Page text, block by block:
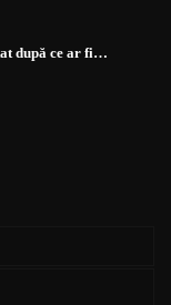
după ce ar fi…